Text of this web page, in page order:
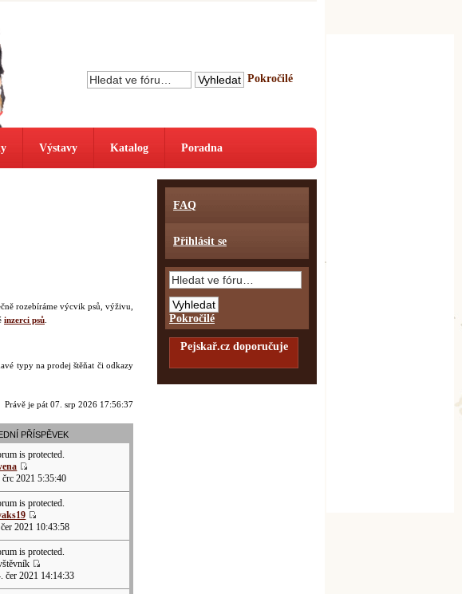
Pokročilé
Výstavy Katalog Poradna
rozebíráme výcvik psů, výživu,
inzerci psů
typy na prodej štěňat či odkazy
Právě je pát 07. srp 2026 17:56:37
PŘÍSPĚVEK
is protected.
črc 2021 5:35:40
is protected.
2021 10:43:58
is protected.
čer 2021 14:14:33
FAQ
Přihlásit se
Pokročilé
Pejskař.cz doporučuje